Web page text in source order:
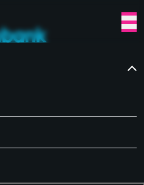
catégorie.
plus tard.😿😿